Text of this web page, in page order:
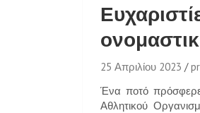
25 Απριλίου 2023
Ένα ποτό
Αθλητικού